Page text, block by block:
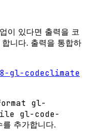
이 있다면 출력을 코
니다. 출력을 통합하
gl-codeclimate
gl-
gl-code-
를 추가합니다.